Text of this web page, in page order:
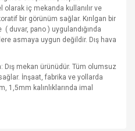
iç mekanda kullanılır ve
bir görünüm sağlar. Kırılgan bir
( duvar, pano ) uygulandığında
asmaya uygun değildir. Dış hava
Dış mekan ürünüdür. Tüm olumsuz
İnşaat, fabrika ve yollarda
1,5mm kalınlıklarında imal